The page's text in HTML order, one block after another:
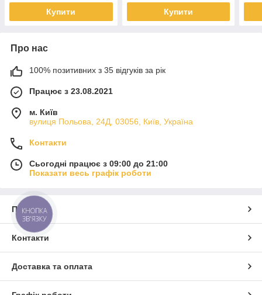
Купити Купити
Про нас
100% позитивних з 35 відгуків за рік
Працює з 23.08.2021
м. Київ
вулиця Польова, 24Д, 03056, Київ, Україна
Контакти
Сьогодні працює з 09:00 до 21:00
Показати весь графік роботи
Про нас
Контакти
Доставка та оплата
КНОПКА
ЗВ'ЯЗКУ